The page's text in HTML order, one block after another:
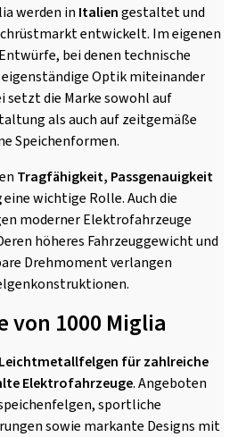
werden in Italiengestaltet und
entwickelt. Im eigenen
bei denen technische
Optik miteinander
setzt die Marke sowohl auf
als auch auf zeitgemäße
Speichenformen.
Tragfähigkeit, Passgenauigkeit
eine wichtige Rolle. Auch die
moderner Elektrofahrzeuge
höheres Fahrzeuggewicht und
Drehmoment verlangen
1000 Miglia
Leichtmetallfelgen für zahlreiche
Elektrofahrzeuge. Angeboten
sportliche
sowie markante Designs mit